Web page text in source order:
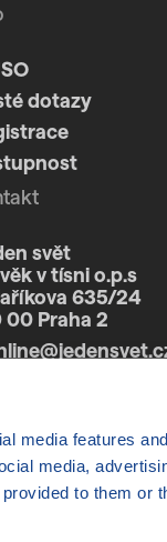
media features
media,
to them or
dotazy
svět
v tísni o.p.s
635/24
00 Praha 2